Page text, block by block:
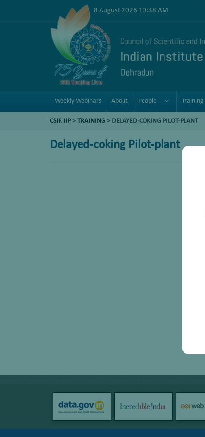
8 August 2026 10:38 AM
Weekly Webinars About People Training
CSIR IIP > TRAINING > DELAYED-COKING PILOT-PLANT
Delayed-coking Pilot-plant